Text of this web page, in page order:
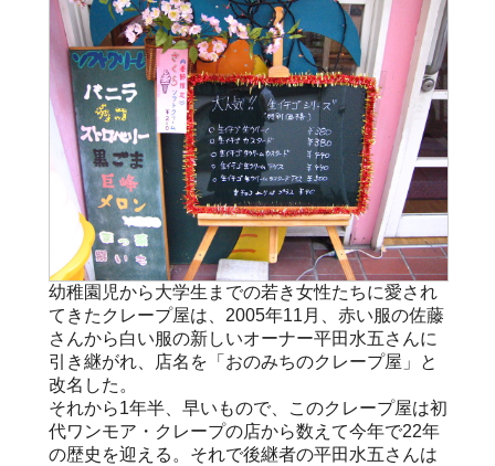
幼稚園児から大学生までの若き女性たちに愛され
てきたクレープ屋は、2005年11月、赤い服の佐藤
さんから白い服の新しいオーナー平田水五さんに
引き継がれ、店名を「おのみちのクレープ屋」と
改名した。
それから1年半、早いもので、このクレープ屋は初
代ワンモア・クレープの店から数えて今年で22年
の歴史を迎える。それで後継者の平田水五さんは